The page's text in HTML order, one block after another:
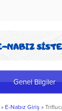
Genel Bilgiler
» E-Nabız Giriş »